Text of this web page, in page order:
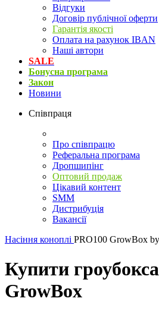
Відгуки
Договір публічної оферти
Гарантія якості
Оплата на рахунок IBAN
Наші автори
SALE
Бонусна програма
Закон
Новини
Співпраця
Про співпрацю
Реферальна програма
Дропшипінг
Оптовий продаж
Цікавий контент
SMM
Дистрибуція
Вакансії
Насіння коноплі PRO100 GrowBox
Купити
GrowBox